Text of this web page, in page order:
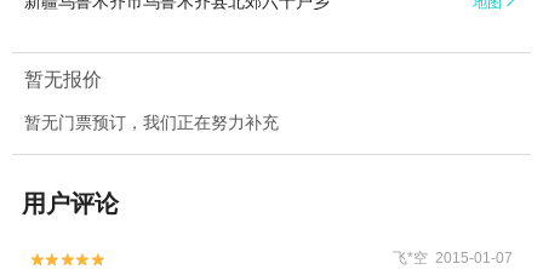
暂无报价
暂无门票预订，我们正在努力补充
用户评论

 飞*空 2015-01-07